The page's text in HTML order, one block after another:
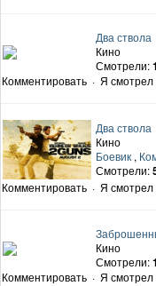
Два ствола
Кино
Смотрели:1
Комментировать · Я смотрел
Два ствола
Кино
Боевик ,
Смотрели:
Комментировать · Я смотрел
Кино
Смотрели:1
Комментировать · Я смотрел